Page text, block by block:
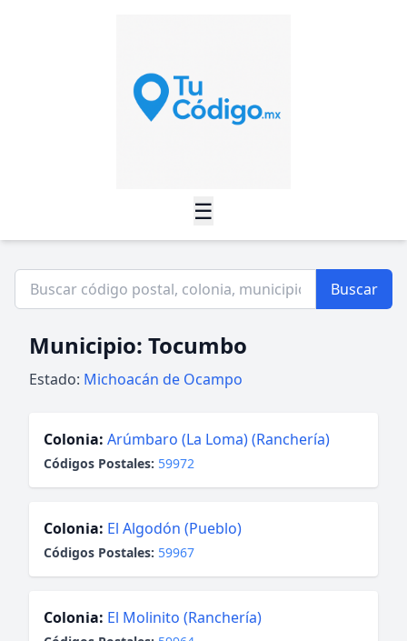
☰
Buscar
Municipio: Tocumbo
Estado: Michoacán de Ocampo
Colonia: Arúmbaro (La Loma) (Ranchería)
Códigos Postales: 59972
Colonia: El Algodón (Pueblo)
Códigos Postales: 59967
Colonia: El Molinito (Ranchería)